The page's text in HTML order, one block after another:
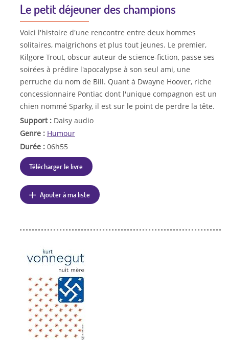
Le petit déjeuner des champions
Voici l'histoire d'une rencontre entre deux hommes
solitaires, maigrichons et plus tout jeunes. Le premier,
Kilgore Trout, obscur auteur de science-fiction, passe ses
soirées à prédire l'apocalypse à son seul ami, une
perruche du nom de Bill. Quant à Dwayne Hoover, riche
concessionnaire Pontiac dont l'unique compagnon est un
chien nommé Sparky, il est sur le point de perdre la tête.
Support : Daisy audio
Genre : Humour
Durée : 06h55
Télécharger le livre
Ajouter à ma liste